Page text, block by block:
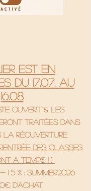
est en
du 17.07. au
16.08
ouvert & les
traitées dans
la réouverture
des classes
a temps ! )
5 % : SUMMER2026
d'achat